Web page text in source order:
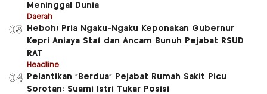
Meninggal Dunia
Daerah
03
Heboh! Pria Ngaku-Ngaku Keponakan Gubernur
Kepri Aniaya Staf dan Ancam Bunuh Pejabat RSUD
RAT
Headline
04
Pelantikan “Berdua” Pejabat Rumah Sakit Picu
Sorotan: Suami Istri Tukar Posisi